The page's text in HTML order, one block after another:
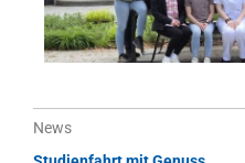
News